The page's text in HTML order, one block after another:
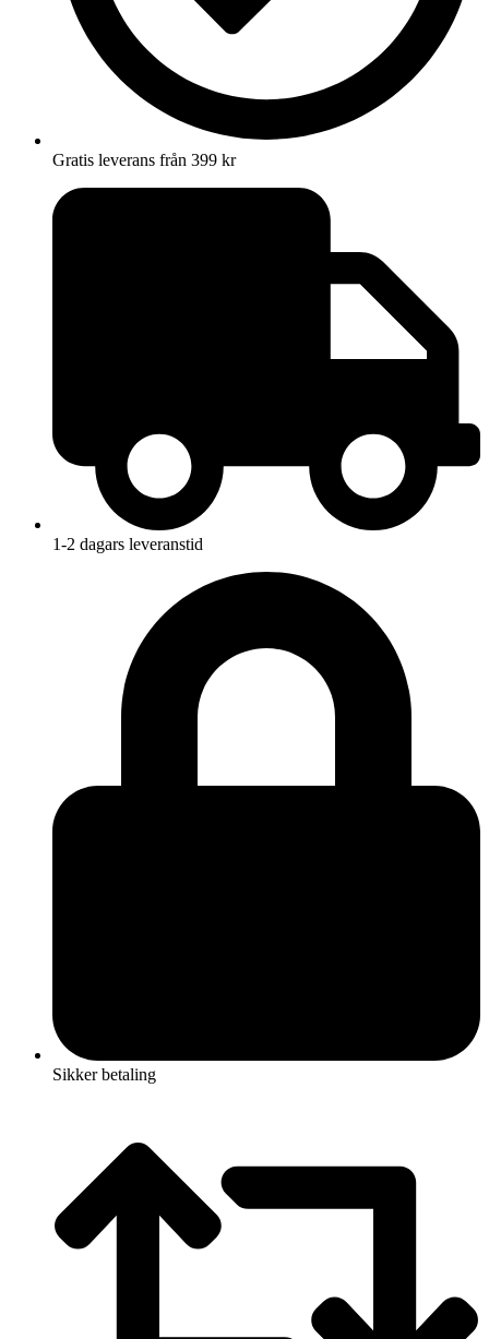
Gratis leverans från 399 kr
1-2 dagars leveranstid
Sikker betaling